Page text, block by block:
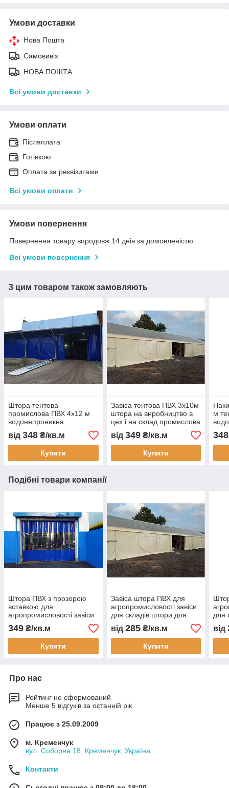
Умови доставки
Нова Пошта
Самовивіз
НОВА ПОШТА
Всі умови доставки
Умови оплати
Післяплата
Готівкою
Оплата за реквізитами
Всі умови оплати
Умови повернення
Повернення товару впродовж 14 днів за домовленістю
Всі умови повернення
З цим товаром також замовляють
Штора тентова
промислова ПВХ 4х12 м
водонепроникна
перегородка для складу
цеху автомийки та СТО
від 348 ₴/кв.м
Купити
Завіса тентова ПВХ 3х10м
штора на виробництво в
цех і на склад промислова
перегородка
водонепроникна завіса
ПВХ для СТО
від 349₴/кв.м
Купити
м
348
Подібні товари компанії
Штора ПВХ з прозорою
вставкою для
агропромисловості завіси
тваринництва 2x8 м
водонепроникна тентова
349 ₴/кв.м
Купити
Завіса штора ПВХ для
агропромисловості завіси
для складів штори для
водонепроникна
теплоізоляція тентова
від 285₴/кв.м
Купити
для
від
Про нас
Рейтинг не сформований
Менше 5 відгуків за останній рік
Працює з 25.09.2009
м. Кременчук
вул. Соборна 18, Кременчук, Україна
Контакти